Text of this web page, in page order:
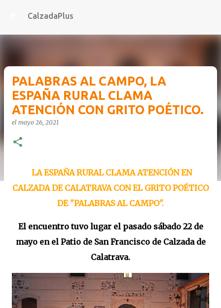
CalzadaPlus
PALABRAS AL CAMPO, LA
ESPAÑA RURAL CLAMA
ATENCIÓN CON GRITO POÉTICO.
el mayo 26, 2021
LA ESPAÑA RURAL CLAMA ATENCIÓN EN
CALZADA DE CALATRAVA CON EL GRITO POÉTICO
DE "PALABRAS AL CAMPO".
El encuentro tuvo lugar el pasado sábado 22 de
mayo en el Patio de San Francisco de Calzada de
Calatrava.